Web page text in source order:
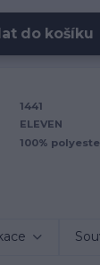
do košíku
1441
ELEVEN
100%